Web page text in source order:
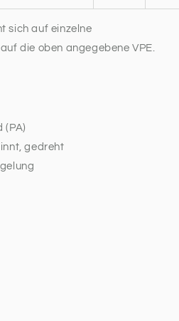
sich auf einzelne
die oben angegebene VPE.
(PA)
gedreht